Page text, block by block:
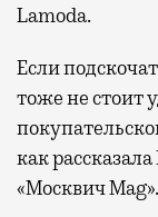
Lamoda.
Если
тоже не стоит
как
«Москвич Mag».